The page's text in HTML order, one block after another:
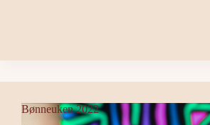
Bønneuken 2022